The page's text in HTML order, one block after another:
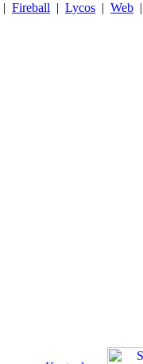
| Fireball | Lycos | Web